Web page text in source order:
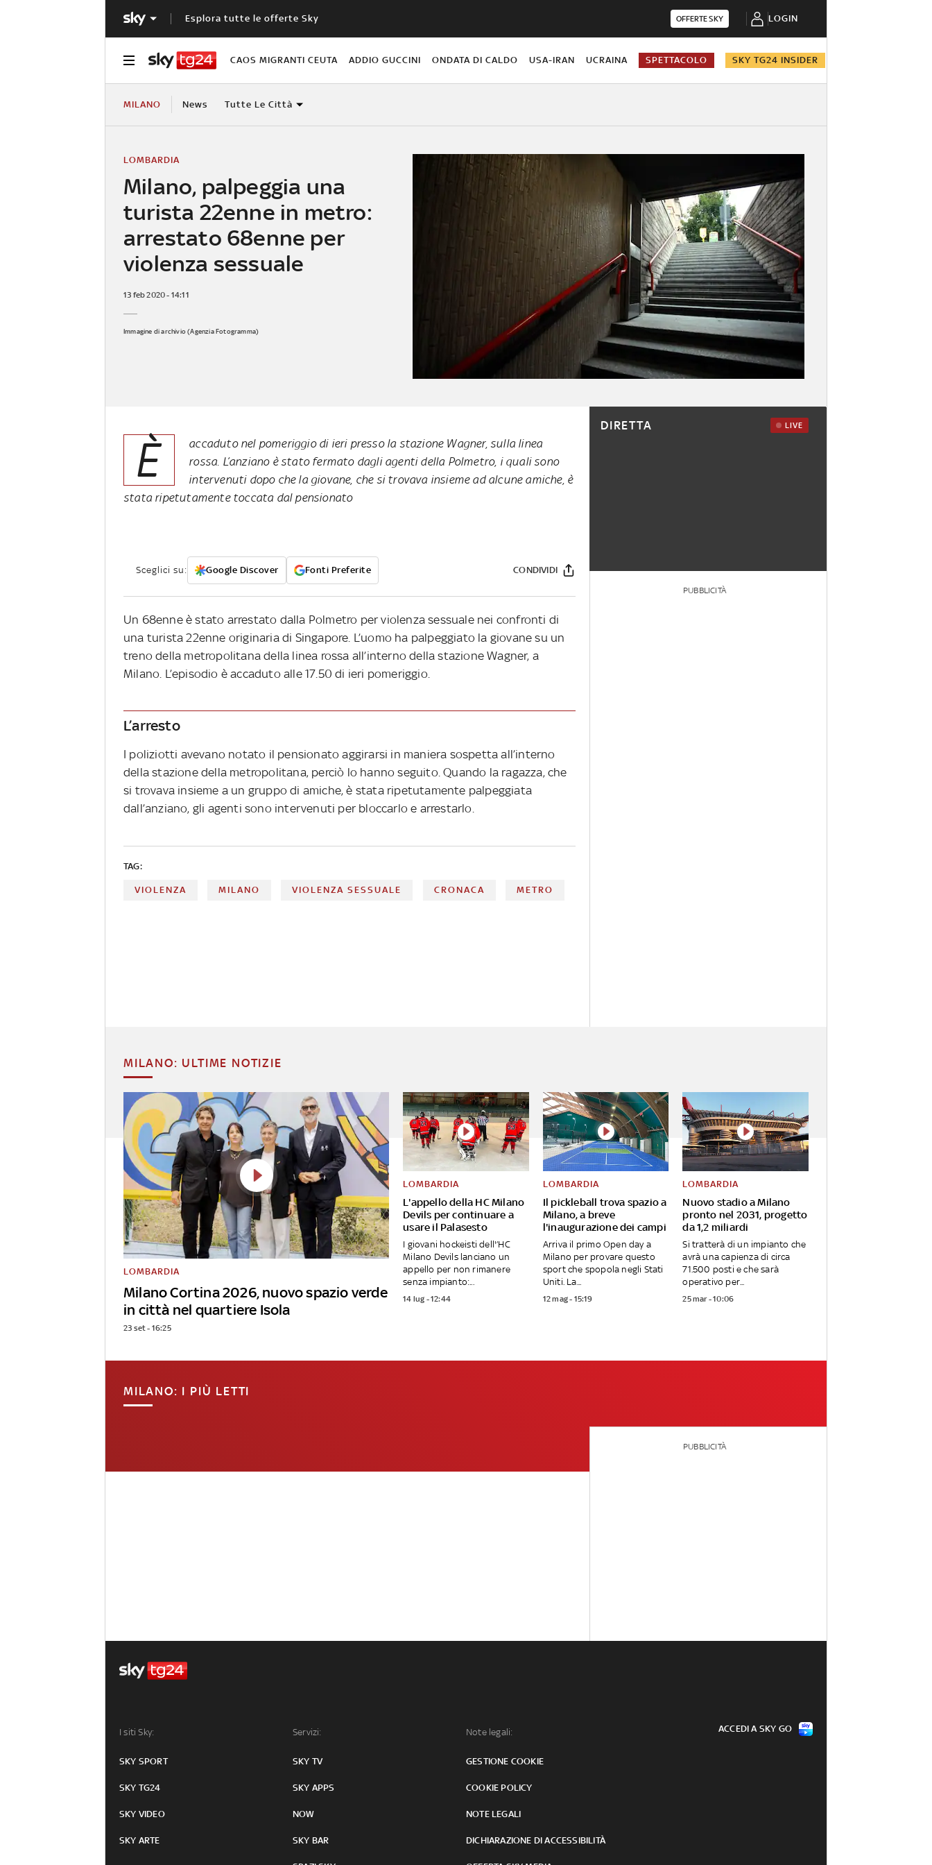
Esplora tutte le offerte Sky OFFERTE SKY LOGIN
CAOS MIGRANTI CEUTA ADDIO GUCCINI ONDATA DI CALDO USA-IRAN UCRAINA SPETTACOLO SKY TG24 INSIDER
MILANO News Tutte Le Città
Milano, palpeggia una
turista 22enne in metro:
arrestato 68enne per
violenza sessuale
LOMBARDIA
13 feb 2020 - 14:11
Immagine di archivio (Agenzia Fotogramma)
È
accaduto nel pomeriggio di ieri presso la stazione Wagner, sulla linea
rossa. L’anziano è stato fermato dagli agenti della Polmetro, i quali sono
intervenuti dopo che la giovane, che si trovava insieme ad alcune amiche, è
stata ripetutamente toccata dal pensionato
Sceglici su: Google Discover Fonti Preferite CONDIVIDI
Un 68enne è stato arrestato dalla Polmetro per violenza sessuale nei confronti di
una turista 22enne originaria di Singapore. L’uomo ha palpeggiato la giovane su un
treno della metropolitana della linea rossa all’interno della stazione Wagner, a
Milano. L’episodio è accaduto alle 17.50 di ieri pomeriggio.
L’arresto
I poliziotti avevano notato il pensionato aggirarsi in maniera sospetta all’interno
della stazione della metropolitana, perciò lo hanno seguito. Quando la ragazza, che
si trovava insieme a un gruppo di amiche, è stata ripetutamente palpeggiata
dall’anziano, gli agenti sono intervenuti per bloccarlo e arrestarlo.
TAG:
VIOLENZA MILANO VIOLENZA SESSUALE CRONACA METRO
DIRETTA LIVE
PUBBLICITÀ
MILANO: ULTIME NOTIZIE
Milano Cortina 2026, nuovo spazio verde
in città nel quartiere Isola
LOMBARDIA
23 set - 16:25
L'appello della HC Milano
Devils per continuare a
usare il Palasesto
LOMBARDIA
I giovani hockeisti dell'’HC
Milano Devils lanciano un
appello per non rimanere
senza impianto:...
14 lug - 12:44
Il pickleball trova spazio a
Milano, a breve
l'inaugurazione dei campi
LOMBARDIA
Arriva il primo Open day a
Milano per provare questo
sport che spopola negli Stati
Uniti. La...
12 mag - 15:19
Nuovo stadio a Milano
pronto nel 2031, progetto
da 1,2 miliardi
LOMBARDIA
Si tratterà di un impianto che
avrà una capienza di circa
71.500 posti e che sarà
operativo per...
25 mar - 10:06
MILANO: I PIÙ LETTI
PUBBLICITÀ
I siti Sky:
SKY SPORT
SKY TG24
SKY VIDEO
SKY ARTE
Servizi:
SKY TV
SKY APPS
NOW
SKY BAR
Note legali:
GESTIONE COOKIE
COOKIE POLICY
NOTE LEGALI
DICHIARAZIONE DI ACCESSIBILITÀ
ACCEDI A SKY GO